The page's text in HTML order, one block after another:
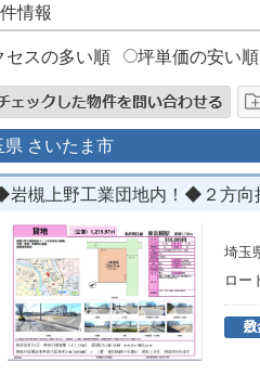
情報
セスの多い順 坪単価の安い順
県 さいたま市
岩槻上野工業団地内！◆２方向
埼玉
ロー